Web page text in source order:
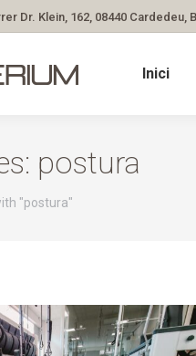
Dr. Klein, 162, 08440 Cardedeu,
Inici
postura
"postura"